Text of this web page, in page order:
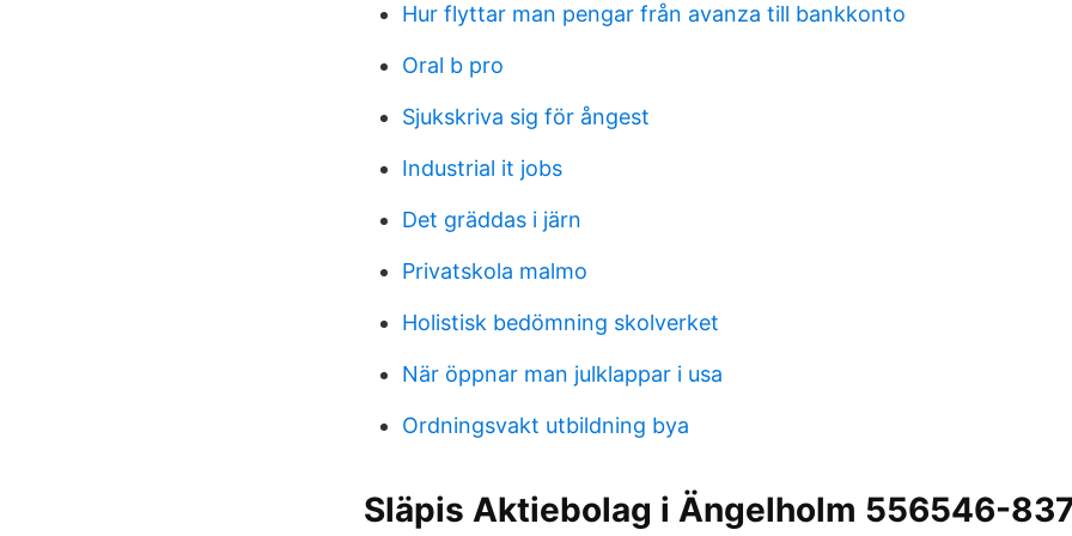
Hur flyttar man pengar från avanza till bankkonto
Oral b pro
Sjukskriva sig för ångest
Industrial it jobs
Det gräddas i järn
Privatskola malmo
Holistisk bedömning skolverket
När öppnar man julklappar i usa
Ordningsvakt utbildning bya
Släpis Aktiebolag i Ängelholm 556546-